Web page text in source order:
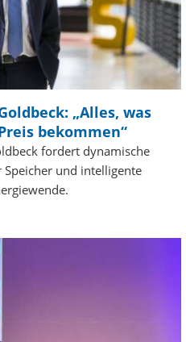
„Alles, was
bekommen“
fordert dynamische
Speicher und intelligente